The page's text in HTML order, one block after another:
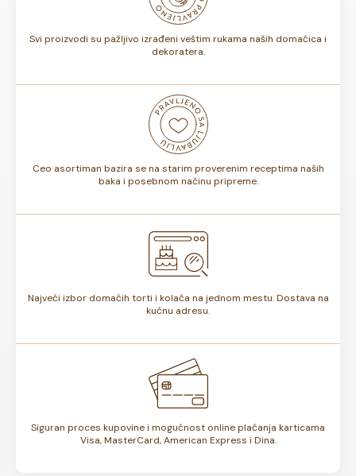
Svi proizvodi su pažljivo izrađeni veštim rukama naših domaćica i
dekoratera.
Ceo asortiman bazira se na starim proverenim receptima naših
baka i posebnom načinu pripreme.
Najveći izbor domaćih torti i kolača na jednom mestu. Dostava na
kućnu adresu.
Siguran proces kupovine i mogućnost online plaćanja karticama
Visa, MasterCard, American Express i Dina.